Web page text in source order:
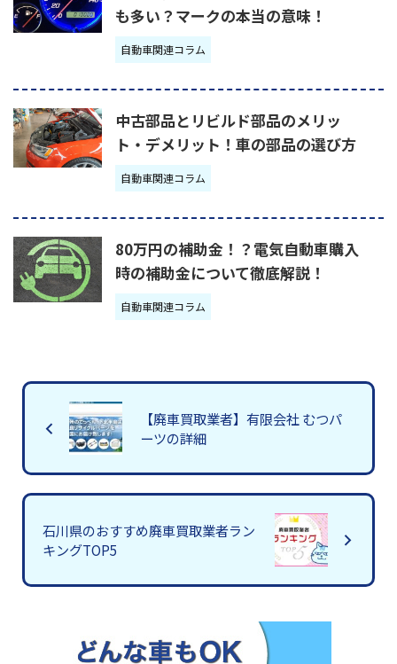
も多い？マークの本当の意味！
自動車関連コラム
中古部品とリビルド部品のメリッ
ト・デメリット！車の部品の選び方
自動車関連コラム
80万円の補助金！？電気自動車購入
時の補助金について徹底解説！
自動車関連コラム
【廃車買取業者】有限会社 むつパ
ーツの詳細
石川県のおすすめ廃車買取業者ラン
キングTOP5